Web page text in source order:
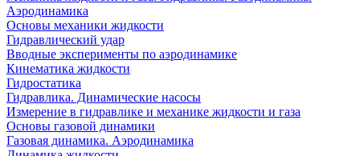
Аэродинамика
Основы механики жидкости
Гидравлический удар
Вводные эксперименты по аэродинамике
Кинематика жидкости
Гидростатика
Гидравлика. Динамические насосы
Измерение в гидравлике и механике жидкости и газа
Основы газовой динамики
Газовая динамика. Аэродинамика